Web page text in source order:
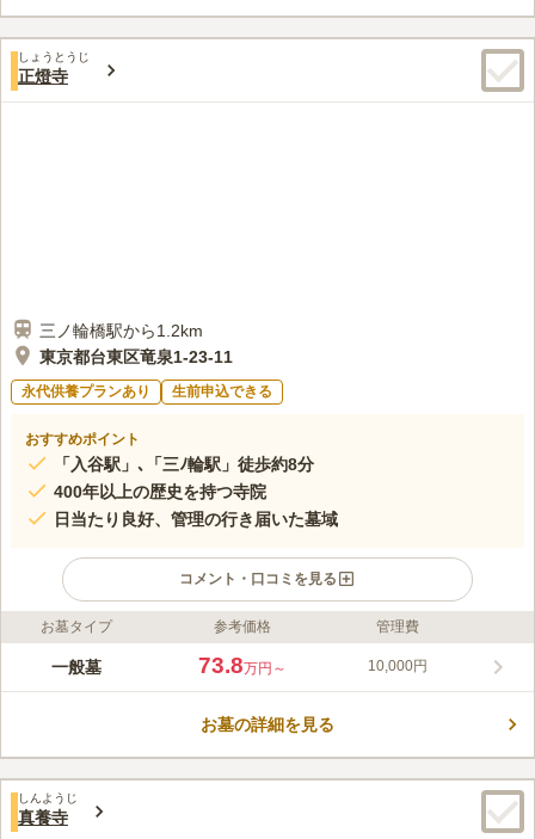
び」(お花の家もあります)を購入しています。食事は、法事の際には事前に
仕出しを注文できお部屋も使用できます。近くには徒歩10分くらいでファ
ミリーレストランがあります。その他はサラリーマンが利用するような店
が多いです。
口コミの続きを読む
しょうとうじ
正燈寺
三ノ輪橋駅から1.2km
東京都台東区竜泉1-23-11
永代供養プランあり 生前申込できる
おすすめポイント
「入谷駅」､「三ﾉ輪駅」徒歩約8分
400年以上の歴史を持つ寺院
日当たり良好、管理の行き届いた墓域
コメント・口コミを見る
ライフドット編集部のコメント
江戸時代には、「もみじ寺」とも呼ばれるほど、紅葉の名所とし
関からアクセスすることが可能です。 管理がしっかりと行き届
口コミ評価
みんなの評価
50代男性
周りは、昭和通りより1本内に入った住宅街の中に有りますので
お墓タイプ 参考価格 管理費
一般墓 73.8万円～ 10,000円
お墓の詳細を見る
しんようじ
真養寺